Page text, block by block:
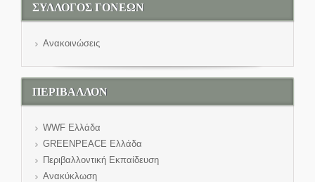
ΣΥΛΛΟΓΟΣ ΓΟΝΕΩΝ
Ανακοινώσεις
ΠΕΡΙΒΑΛΛΟΝ
WWF Eλλάδα
GREENPEACE Ελλάδα
Περιβαλλοντική Εκπαίδευση
Ανακύκλωση